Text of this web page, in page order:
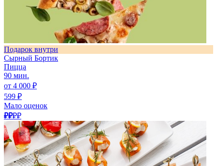
Подарок внутри
Сырный Бортик
Пицца
90 мин.
от 4 000 ₽
599 ₽
Мало оценок
₽₽₽₽